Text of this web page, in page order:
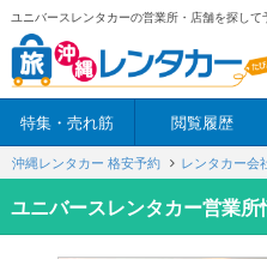
ユニバースレンタカーの営業所・店舗を探して
特集・売れ筋 閲覧履歴
沖縄レンタカー 格安予約 レンタカー会
ユニバースレンタカー営業所